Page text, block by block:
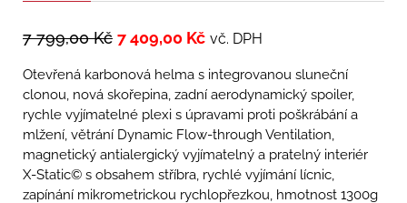
7 799,00Kč 7 409,00 Kč vč. DPH
Otevřená karbonová helma s integrovanou sluneční
clonou, nová skořepina, zadní aerodynamický spoiler,
rychle vyjímatelné plexi s úpravami proti poškrábání a
mlžení, větrání Dynamic Flow-­through Ventilation,
magnetický antialergický vyjímatelný a pratelný interiér
X-Static© s obsahem stříbra, rychlé vyjímání lícnic,
zapínání mikrometrickou rychlopřezkou, hmotnost 1300g